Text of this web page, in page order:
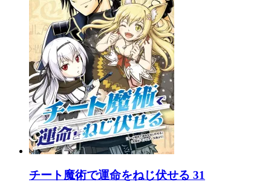
チート魔術で運命をねじ伏せる 31